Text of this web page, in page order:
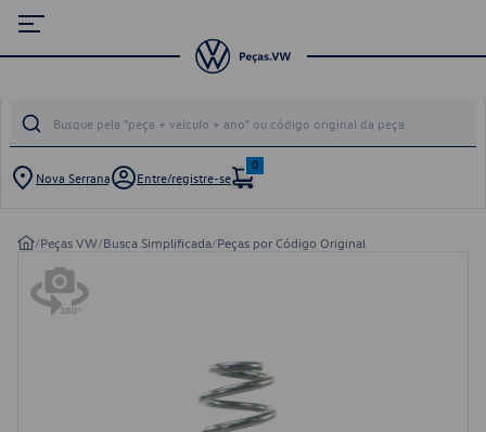
Nova Serrana Entre/registre-se
0
/Peças VW/Busca Simplificada/Peças por Código Original